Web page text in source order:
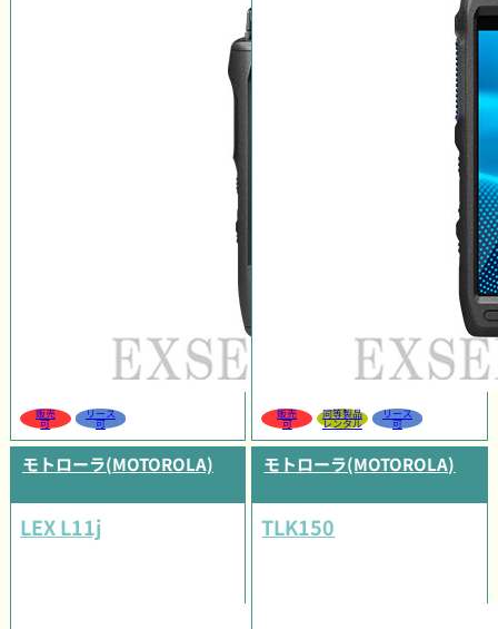
販売
可
リース
可
販売
可
同等製品
レンタル
リース
可
モトローラ(MOTOROLA)
LEX L11j
モトローラ(MOTOROLA)
TLK150